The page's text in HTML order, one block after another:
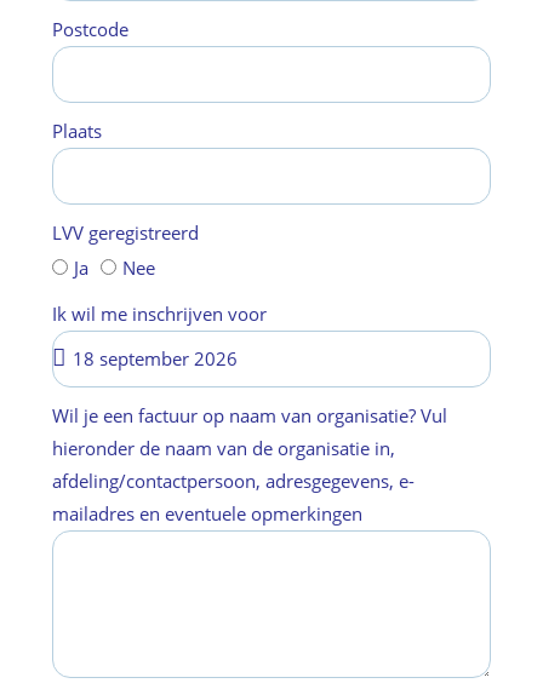
Postcode
Plaats
LVV geregistreerd
Ja
Nee
Ik wil me inschrijven voor
Wil je een factuur op naam van organisatie? Vul
hieronder de naam van de organisatie in,
afdeling/contactpersoon, adresgegevens, e-
mailadres en eventuele opmerkingen